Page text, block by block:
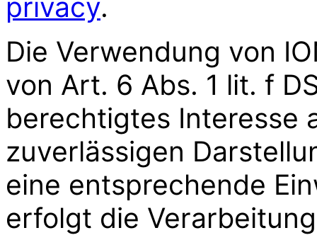
privacy.
Die Verwendung von
von Art. 6 Abs. 1 lit. f
berechtigtes Interesse
zuverlässigen
eine entsprechende
erfolgt die